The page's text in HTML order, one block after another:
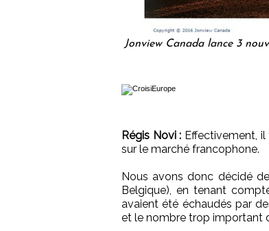
Jonview Canada lance 3
Régis Novi : Effectivement,
sur le marché francophone.
Nous avons donc décidé
Belgique), en tenant
avaient été échaudés par
et le nombre trop important